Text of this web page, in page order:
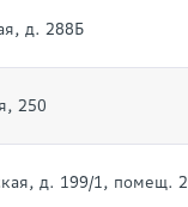
д. 288Б
250
д. 199/1, помещ. 2